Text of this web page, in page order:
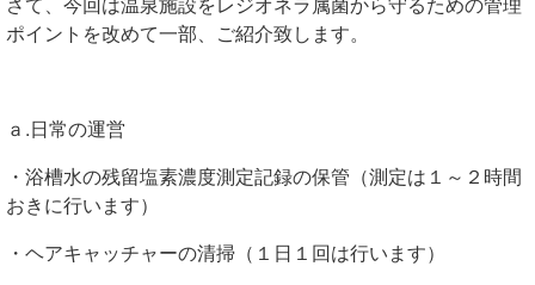
ポイントを改めて一部、ご紹介致します。
ａ.日常の運営
・浴槽水の残留塩素濃度測定記録の保管（測定は１～２時間
おきに行います）
・ヘアキャッチャーの清掃（１日１回は行います）